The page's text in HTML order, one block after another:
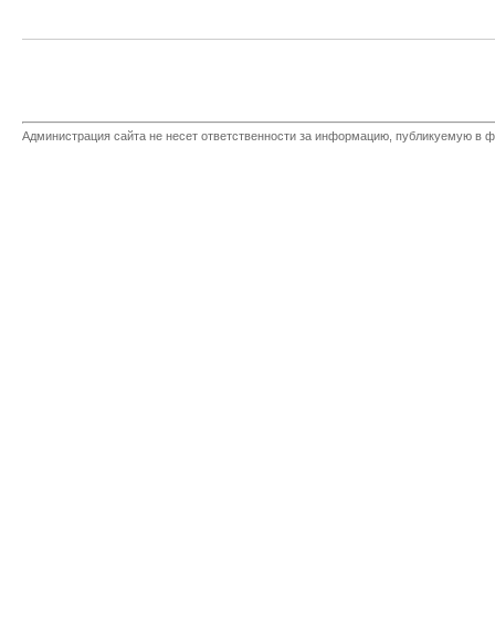
Администрация сайта не несет ответственности за информацию, публикуемую